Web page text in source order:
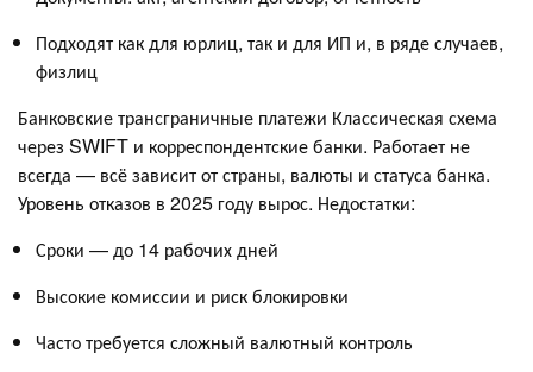
Подходят как для юрлиц, так и для ИП и, в ряде случаев,
физлиц
Банковские трансграничные платежи Классическая схема
через SWIFT и корреспондентские банки. Работает не
всегда — всё зависит от страны, валюты и статуса банка.
Уровень отказов в 2025 году вырос. Недостатки:
Сроки — до 14 рабочих дней
Высокие комиссии и риск блокировки
Часто требуется сложный валютный контроль